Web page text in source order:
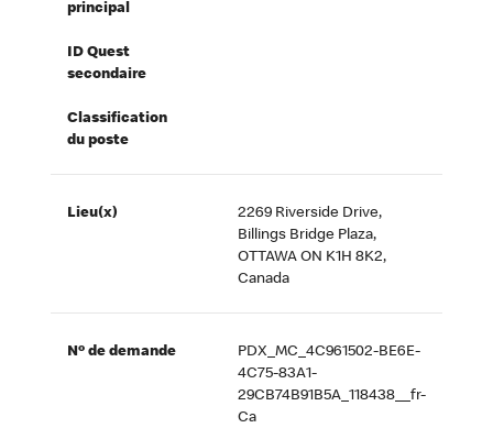
principal
ID Quest
secondaire
Classification
du poste
Lieu(x)
2269 Riverside Drive,
Billings Bridge Plaza,
OTTAWA ON K1H 8K2,
Canada
Nº de demande
PDX_MC_4C961502-BE6E-
4C75-83A1-
29CB74B91B5A_118438__fr-
Ca